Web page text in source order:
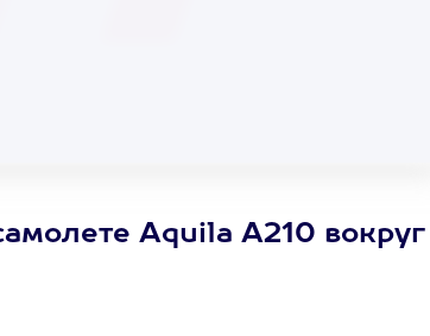
Aquila A210 вокруг